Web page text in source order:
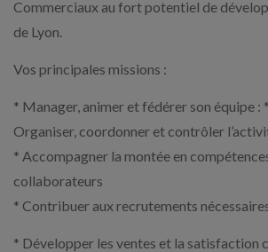
Commerciaux au fort potentiel de
de Lyon.
Vos principales missions :
* Manager, animer et fédérer son équipe : *
Organiser, coordonner et contrôler
* Accompagner la montée en
collaborateurs
* Contribuer aux recrutements
* Développer les ventes et la satisfaction